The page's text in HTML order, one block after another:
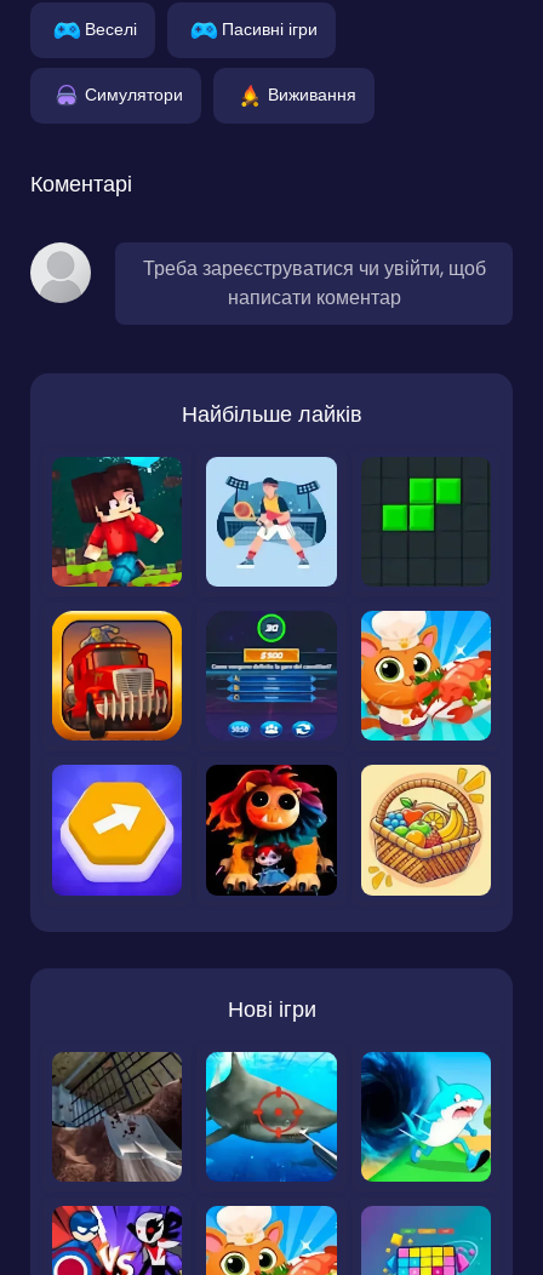
Веселі Пасивні ігри
Симулятори Виживання
Коментарі
Треба зареєструватися чи увійти, щоб
написати коментар
Найбільше лайків
Нові ігри